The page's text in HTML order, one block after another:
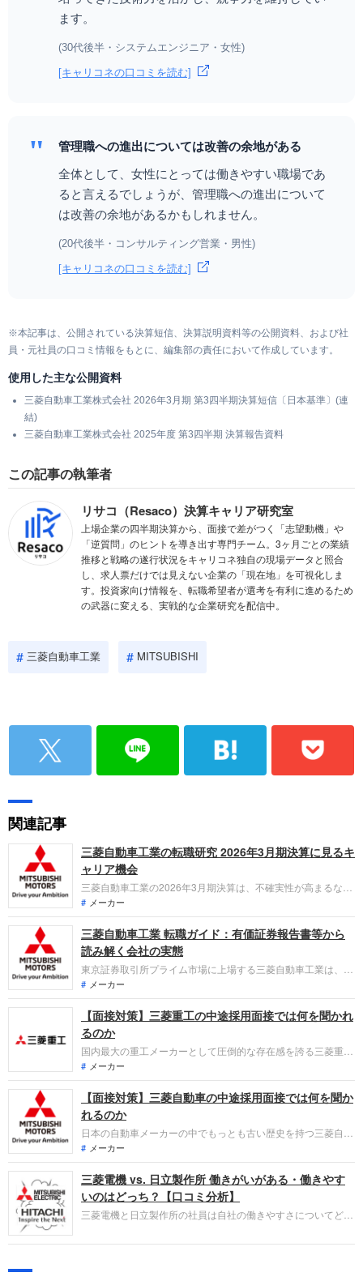
ます。
(30代後半・システムエンジニア・女性)
[キャリコネの口コミを読む]
"
管理職への進出については改善の余地がある
全体として、女性にとっては働きやすい職場であ
ると言えるでしょうが、管理職への進出について
は改善の余地があるかもしれません。
(20代後半・コンサルティング営業・男性)
[キャリコネの口コミを読む]
※本記事は、公開されている決算短信、決算説明資料等の公開資料、および社
員・元社員の口コミ情報をもとに、編集部の責任において作成しています。
使用した主な公開資料
三菱自動車工業株式会社 2026年3月期 第3四半期決算短信〔日本基準〕(連
結)
三菱自動車工業株式会社 2025年度 第3四半期 決算報告資料
この記事の執筆者
リサコ（Resaco）決算キャリア研究室
上場企業の四半期決算から、面接で差がつく「志望動機」や
「逆質問」のヒントを導き出す専門チーム。3ヶ月ごとの業績
推移と戦略の遂行状況をキャリコネ独自の現場データと照合
し、求人票だけでは見えない企業の「現在地」を可視化しま
す。投資家向け情報を、転職希望者が選考を有利に進めるため
の武器に変える、実戦的な企業研究を配信中。
三菱自動車工業 MITSUBISHI
関連記事
三菱自動車工業の転職研究 2026年3月期決算に見るキ
ャリア機会
三菱自動車工業の2026年3月期決算は、不確実性が高まるなか
で修正後計画通りの利益水準を確保し、売上高は前年比4%増
の2兆8,965億円となりました。「なぜ今三菱自動車工業なの
か？」「転職希望者がどの事業で、どんな役割を担えるのか」
を整理します。
メーカー
三菱自動車工業 転職ガイド：有価証券報告書等から
読み解く会社の実態
東京証券取引所プライム市場に上場する三菱自動車工業は、自
動車の開発・生産・販売や、関連する販売金融・リースなどの
金融事業をグローバルに展開しています。直近の業績は、販売
台数の積み上げや販売価格の最適化により増収を確保したもの
の、地政学リスクやインフレ等の環境変化を受け減益となって
います。
メーカー
【面接対策】三菱重工の中途採用面接では何を聞かれ
るのか
国内最大の重工メーカーとして圧倒的な存在感を誇る三菱重工
業への転職。採用面接は新卒の場合と違い、これまでの仕事へ
の取り組み方や成果を具体的に問われるほか、キャリアシート
だけでは見えてこない「人間性」も評価されます。即戦力とし
て、ともに働く仲間として多角的に評価されるので事前にしっ
かり対策をすすめましょう。
メーカー
【面接対策】三菱自動車の中途採用面接では何を聞か
れるのか
日本の自動車メーカーの中でもっとも古い歴史を持つ三菱自動
車工業への転職。中途採用面接は新卒の場合と違い、仕事への
姿勢やこれまでの成果を問われるほか、キャリアシートだけで
は見えてこない「人間性」も評価されます。即戦力として、一
緒に仕事をする仲間として多角的に評価されるので、事前にし
っかり対策しておきましょう。
メーカー
三菱電機 vs. 日立製作所 働きがいがある・働きやす
いのはどっち？【口コミ分析】
三菱電機と日立製作所の社員は自社の働きやすさについてどう
どの項目で違いは？ 口コミ投稿者の主観による点数付けと、